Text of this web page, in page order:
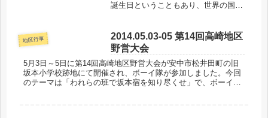
誕生日ということもあり、世界の国々
ーダーの話を聞き、写真を見せてもら
ったり、交換したワッペンやネッカ
チ...
地区行事
2014.05.03-05 第14回高崎地区
野営大会
5月3日～5日に第14回高崎地区野営大会が安中市松井田町の旧
坂本小学校跡地にて開催され、ボーイ隊が参加しました。今回
のテーマは「われらの班で坂本宿を知り尽くせ」で、ボーイ隊